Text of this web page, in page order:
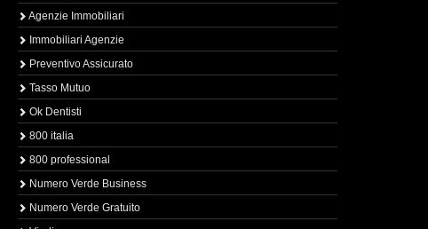
Agenzie Immobiliari
Immobiliari Agenzie
Preventivo Assicurato
Tasso Mutuo
Ok Dentisti
800 italia
800 professional
Numero Verde Business
Numero Verde Gratuito